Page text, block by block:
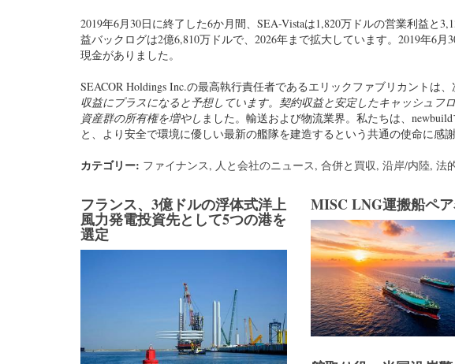
2019年6月30日に終了した6か月間、SEA-Vistaは1,820万ドルの営業利益と
益バックログは2億6,810万ドルで、2026年まで拡大しています。2019年6
現金がありました。
SEACOR Holdings Inc.の最高執行責任者であるエリックファブリカントは
収益にプラスになると予想しています。契約収益と安定したキャッシュフ
資産群の所有権を増やし ました。輸送および物流業界。私たちは、
と、より安全で環境に優しい最新の艦隊を建造するという共通の使命に感謝
カテゴリー: ファイナンス, 人と会社のニュース, 合併と買収, 沿岸/内陸, 法
フランス、3億ドルの浮体式洋上
風力発電投資先として5つの港を
選定
MISC LNG運搬船ペ